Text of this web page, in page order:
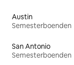
Austin
Semesterboenden
San Antonio
Semesterboenden